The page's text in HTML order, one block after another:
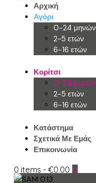
Αρχική
Αγόρι
0-24 μηνών
2-5 ετών
6-16 ετών
Κορίτσι
0-24 μηνών
2-5 ετών
6-16 ετών
Κατάστημα
Σχετικά Με Εμάς
Επικοινωνία
0 items -€0.00 0